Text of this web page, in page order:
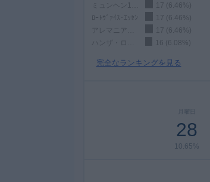
17 (6.46%)
ﾛｰﾄｳﾞｧｲｽ･ｴｯｾﾝ
17 (6.46%)
17 (6.46%)
16 (6.08%)
完全なランキングを見る
28
10.65%